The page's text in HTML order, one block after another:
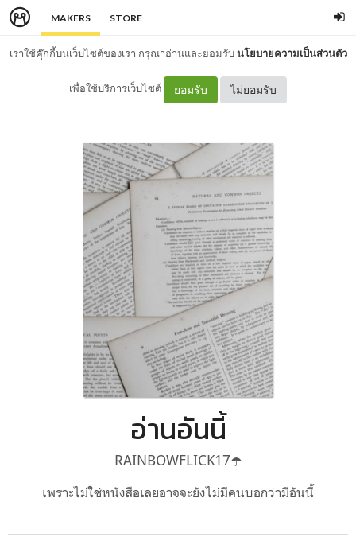
MAKERS STORE
เราใช้คุ๊กกี้บนเว็บไซต์ของเรา กรุณาอ่านและยอมรับนโยบายความเป็นส่วนตัว
เพื่อใช้บริการเว็บไซต์ ยอมรับ ไม่ยอมรับ
อ่านอันนี้
RAINBOWFLICK17☂️
เพราะไม่ใช่หนังสือเลยอาจจะยังไม่มีคนบอกว่ามีอันนี้